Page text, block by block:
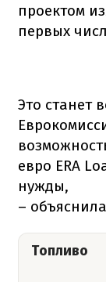
проектом
первых
Это станет
евро ERA
нужды,
–
Топливо